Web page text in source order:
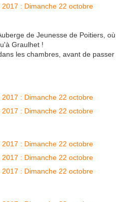
de Jeunesse de Poitiers, où
Graulhet !
les chambres, avant de passer